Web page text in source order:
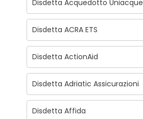
Disdetta Acquedotto Uniacque
Disdetta ACRA ETS
Disdetta ActionAid
Disdetta Adriatic Assicurazioni
Disdetta Affida